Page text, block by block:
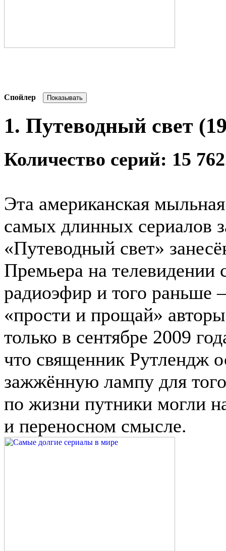
Спойлер
1. Путеводный свет
Количество серий: 15
Эта американская
самых длинных сериалов
«Путеводный свет»
Премьера на телевидении
радиоэфир и того раньше
«прости и прощай»
только в сентябре 2009
что священник Рутлендж
зажжённую лампу для
по жизни путники могли
и переносном смысле.